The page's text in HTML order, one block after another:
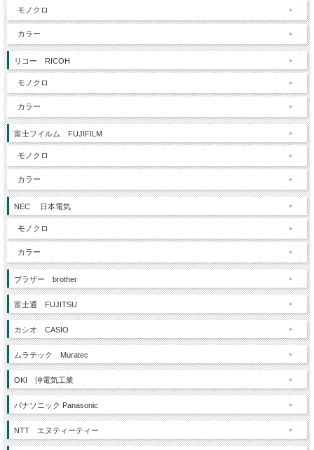
モノクロ
カラー
リコー RICOH
モノクロ
カラー
富士フイルム FUJIFILM
モノクロ
カラー
NEC 日本電気
モノクロ
カラー
ブラザー brother
富士通 FUJITSU
カシオ CASIO
ムラテック Muratec
OKI 沖電気工業
パナソニック Panasonic
NTT エヌティーティー